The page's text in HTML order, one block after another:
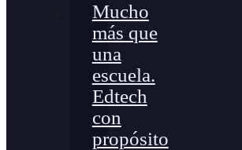
Mucho
más que
una
escuela.
Edtech
con
propósito